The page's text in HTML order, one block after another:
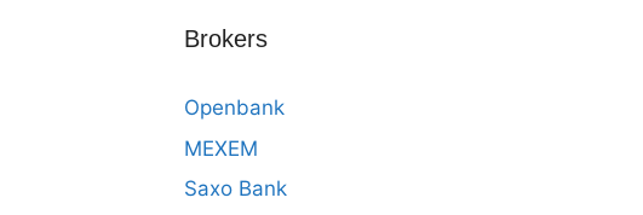
Brokers
Openbank
MEXEM
Saxo Bank